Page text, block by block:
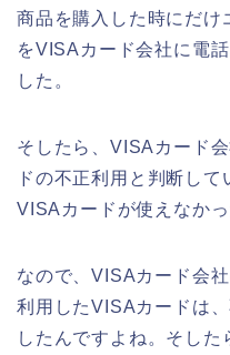
商品を購入した時にだけ
をVISAカード会社に電
した。
そしたら、VISAカード
ドの不正利用と判断し
VISAカードが使えなか
なので、VISAカード会
利用したVISAカードは
したんですよね。そし